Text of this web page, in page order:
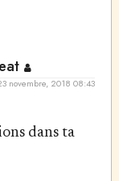
novembre, 2018 08:43
dans ta